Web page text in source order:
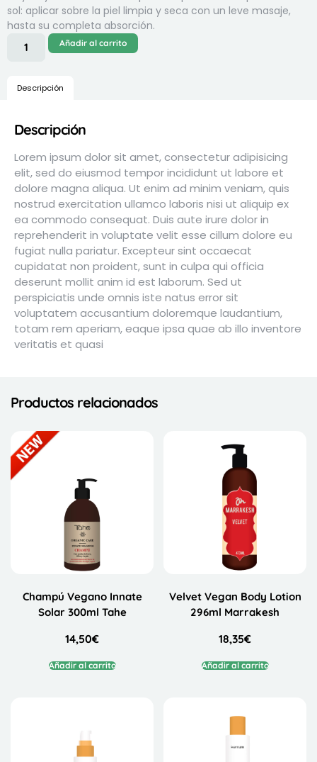
sol: aplicar sobre la piel limpia y seca con un leve masaje,
hasta su completa absorción.
Añadir al carrito
Descripción
Descripción
Lorem ipsum dolor sit amet, consectetur adipisicing
elit, sed do eiusmod tempor incididunt ut labore et
dolore magna aliqua. Ut enim ad minim veniam, quis
nostrud exercitation ullamco laboris nisi ut aliquip ex
ea commodo consequat. Duis aute irure dolor in
reprehenderit in voluptate velit esse cillum dolore eu
fugiat nulla pariatur. Excepteur sint occaecat
cupidatat non proident, sunt in culpa qui officia
deserunt mollit anim id est laborum. Sed ut
perspiciatis unde omnis iste natus error sit
voluptatem accusantium doloremque laudantium,
totam rem aperiam, eaque ipsa quae ab illo inventore
veritatis et quasi
Productos relacionados
Champú Vegano Innate
Solar 300ml Tahe
14,50€
Añadir al carrito
Velvet Vegan Body Lotion
296ml Marrakesh
18,35€
Añadir al carrito